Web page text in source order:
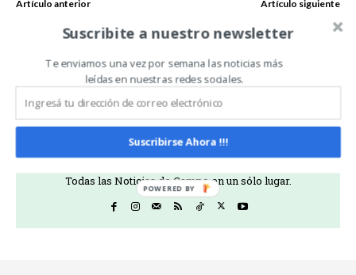
Artículo anterior
procedimientos para la
solicitud de reintegros a
Artículo siguiente
Bahillo: «Las escuelas
agrotécnicas son pilares
del arraigo, la producción y
Noticias De Campo
https://www.noticiasdecampo.com/
Todas las Noticias de Campo en un sólo lugar.
Suscribite a nuestro newsletter
Te enviamos una vez por semana las noticias más
leídas en nuestras redes sociales.
Suscribirse Ahora !!!